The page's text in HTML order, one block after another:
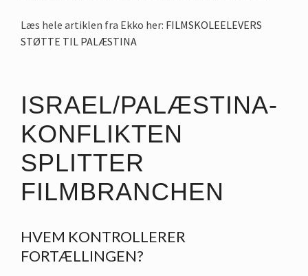
Læs hele artiklen fra Ekko her: FILMSKOLEELEVERS
STØTTE TIL PALÆSTINA
ISRAEL/PALÆSTINA-
KONFLIKTEN
SPLITTER
FILMBRANCHEN
HVEM KONTROLLERER
FORTÆLLINGEN?